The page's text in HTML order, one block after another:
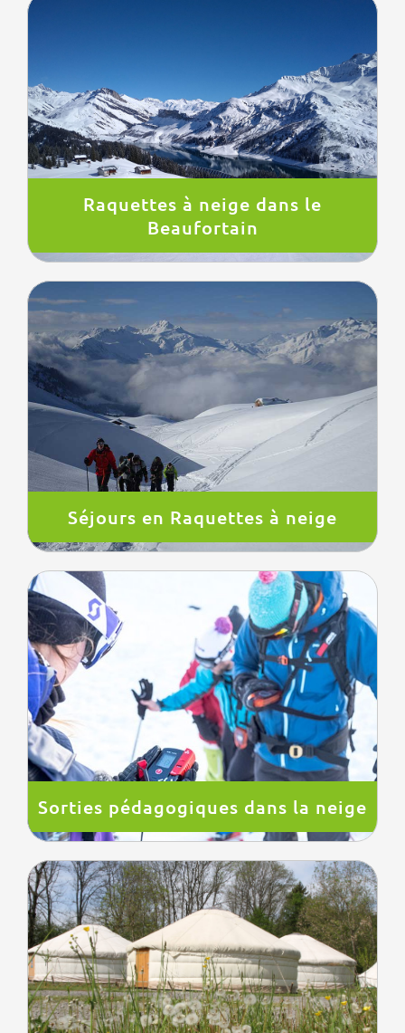
Raquettes à neige dans le
Beaufortain
Séjours en Raquettes à neige
Sorties pédagogiques dans la neige